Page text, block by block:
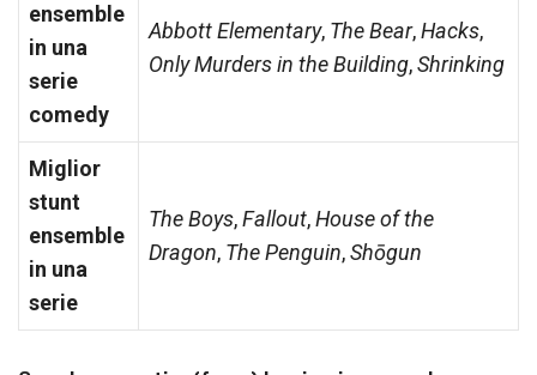
ensemble
in una
serie
comedy
Abbott Elementary, The Bear,Hacks,
Only Murders in the Building,Shrinking
Miglior
stunt
ensemble
in una
serie
The Boys,Fallout,House of the
Dragon, The Penguin,Shōgun